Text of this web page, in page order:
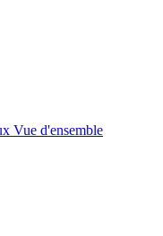
Vue d'ensemble